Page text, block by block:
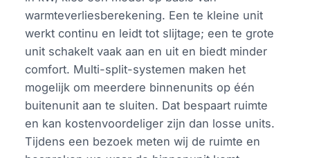
warmteverliesberekening. Een te kleine unit
werkt continu en leidt tot slijtage; een te grote
unit schakelt vaak aan en uit en biedt minder
comfort. Multi-split-systemen maken het
mogelijk om meerdere binnenunits op één
buitenunit aan te sluiten. Dat bespaart ruimte
en kan kostenvoordeliger zijn dan losse units.
Tijdens een bezoek meten wij de ruimte en